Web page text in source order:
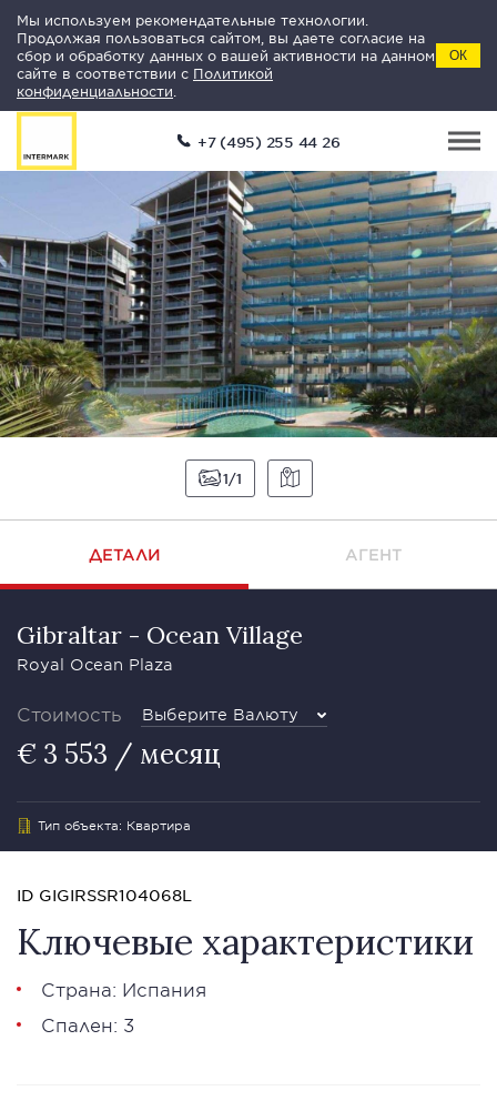
Мы используем рекомендательные технологии.
Продолжая пользоваться сайтом, вы даете согласие на
сбор и обработку данных о вашей активности на данном
сайте в соответствии с Политикой
конфиденциальности
ОК
+7 (495) 255 44 26
1 1
ДЕТАЛИ АГЕНТ
Gibraltar - Ocean Village
Royal Ocean Plaza
Стоимость Выберите Валюту
€ 3 553 / месяц
Тип объекта: Квартира
ID GIGIRSSR104068L
Ключевые характеристики
Страна: Испания
Спален: 3